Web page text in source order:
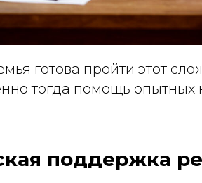
готова пройти этот
тогда помощь опытных
поддержка